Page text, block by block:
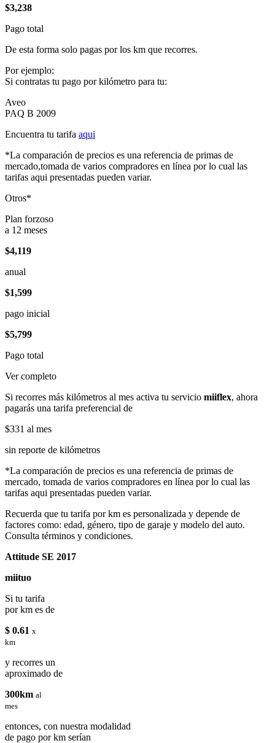
$3,238
Pago total
De esta forma solo pagas por los km que recorres.
Por ejemplo:
Si contratas tu pago por kilómetro para tu:
Aveo
PAQ B 2009
Encuentra tu tarifa aqui
*La comparación de precios es una referencia de primas de
mercado,tomada de varios compradores en línea por lo cual las
tarifas aqui presentadas pueden variar.
Otros*
Plan forzoso
a 12 meses
$4,119
anual
$1,599
pago inicial
$5,799
Pago total
Ver completo
Si recorres más kilómetros al mes activa tu servicio miiflex, ahora
pagarás una tarifa preferencial de
$331 al mes
sin reporte de kilómetros
*La comparación de precios es una referencia de primas de
mercado, tomada de varios compradores en línea por lo cual las
tarifas aqui presentadas pueden variar.
Recuerda que tu tarifa por km es personalizada y depende de
factores como: edad, género, tipo de garaje y modelo del auto.
Consulta términos y condiciones.
Attitude SE 2017
miituo
Si tu tarifa
por km es de
$ 0.61 x
km
y recorres un
aproximado de
300km al
mes
entonces, con nuestra modalidad
de pago por km serían